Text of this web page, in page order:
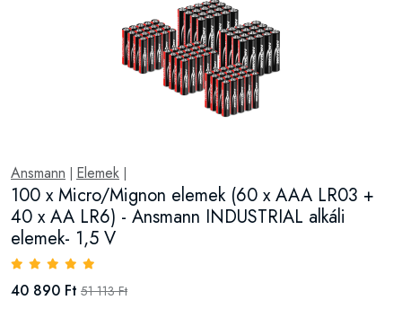
Ansmann Elemek
100 x Micro/Mignon elemek (60 x AAA LR03 +
40 x AA LR6) - Ansmann INDUSTRIAL alkáli
elemek- 1,5 V
40 890 Ft 51 113 Ft